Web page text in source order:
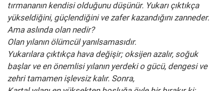
tırmananın kendisi olduğunu düşünür. Yukarı çıktıkça
yükseldiğini, güçlendiğini ve zafer kazandığını zanneder.
Ama aslında olan nedir?
Olan yılanın ölümcül yanılsamasıdır.
Yukarılara çıktıkça hava değişir; oksijen azalır, soğuk
başlar ve en önemlisi yılanın yerdeki o gücü, dengesi ve
zehri tamamen işlevsiz kalır. Sonra,